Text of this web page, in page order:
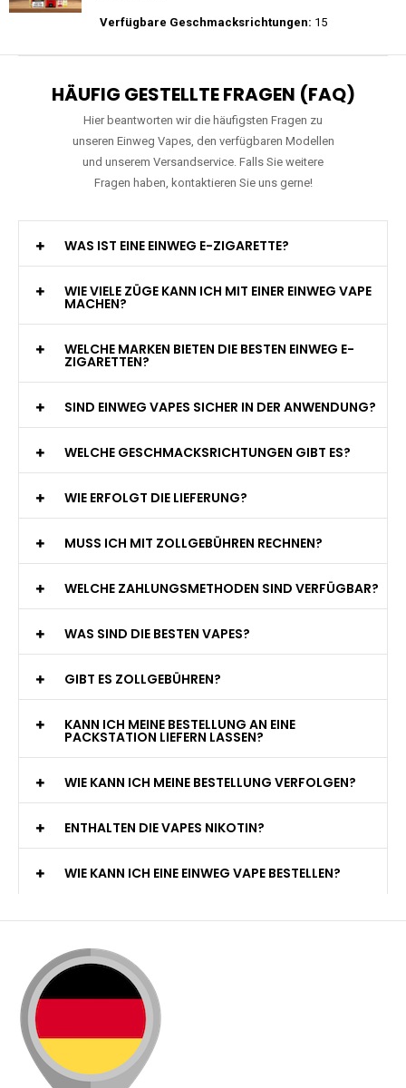
Verfügbare Geschmacksrichtungen: 15
HÄUFIG GESTELLTE FRAGEN (FAQ)
Hier beantworten wir die häufigsten Fragen zu
unseren Einweg Vapes, den verfügbaren Modellen
und unserem Versandservice. Falls Sie weitere
Fragen haben, kontaktieren Sie uns gerne!
WAS IST EINE EINWEG E-ZIGARETTE?
WIE VIELE ZÜGE KANN ICH MIT EINER EINWEG VAPE
MACHEN?
WELCHE MARKEN BIETEN DIE BESTEN EINWEG E-
ZIGARETTEN?
SIND EINWEG VAPES SICHER IN DER ANWENDUNG?
WELCHE GESCHMACKSRICHTUNGEN GIBT ES?
WIE ERFOLGT DIE LIEFERUNG?
MUSS ICH MIT ZOLLGEBÜHREN RECHNEN?
WELCHE ZAHLUNGSMETHODEN SIND VERFÜGBAR?
WAS SIND DIE BESTEN VAPES?
GIBT ES ZOLLGEBÜHREN?
KANN ICH MEINE BESTELLUNG AN EINE
PACKSTATION LIEFERN LASSEN?
WIE KANN ICH MEINE BESTELLUNG VERFOLGEN?
ENTHALTEN DIE VAPES NIKOTIN?
WIE KANN ICH EINE EINWEG VAPE BESTELLEN?